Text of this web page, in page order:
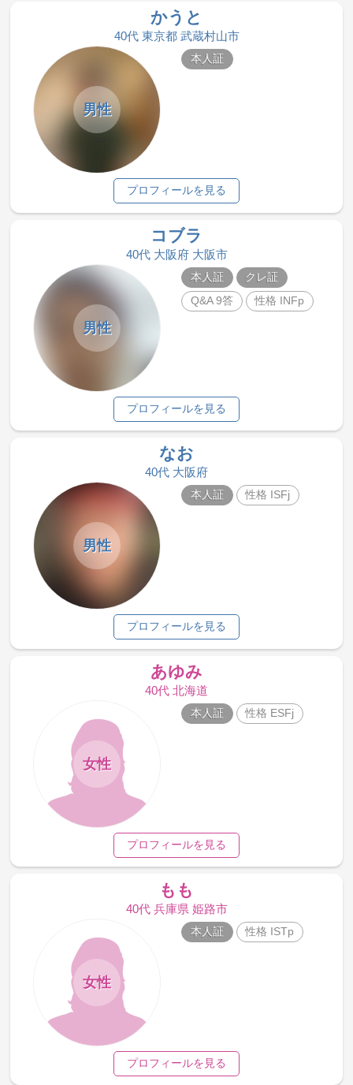
かうと
40代 東京都 武蔵村山市
男性
本人証
プロフィールを見る
コブラ
40代 大阪府 大阪市
男性
本人証
クレ証
Q&A 9答
性格 INFp
プロフィールを見る
なお
40代 大阪府
男性
本人証 性格 ISFj
プロフィールを見る
あゆみ
40代 北海道
女性
本人証 性格 ESFj
プロフィールを見る
もも
40代 兵庫県 姫路市
女性
本人証 性格 ISTp
プロフィールを見る